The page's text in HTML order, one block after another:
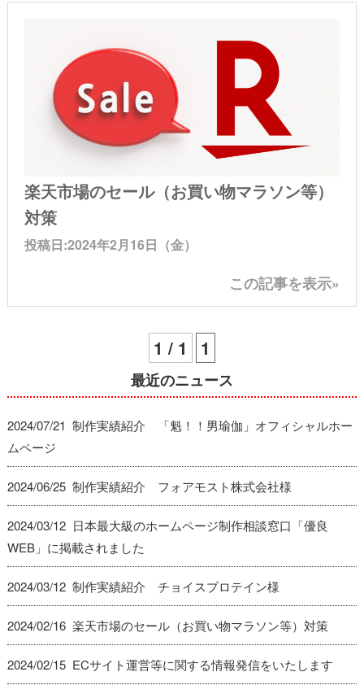
楽天市場のセール（お買い物マラソン等）
対策
投稿日:2024年2月16日（金）
この記事を表示»
1 / 1 1
最近のニュース
2024/07/21 制作実績紹介 「魁！！男瑜伽」オフィシャルホー
ムページ
2024/06/25 制作実績紹介 フォアモスト株式会社様
2024/03/12 日本最大級のホームページ制作相談窓口「優良
WEB」に掲載されました
2024/03/12 制作実績紹介 チョイスプロテイン様
2024/02/16 楽天市場のセール（お買い物マラソン等）対策
2024/02/15 ECサイト運営等に関する情報発信をいたします